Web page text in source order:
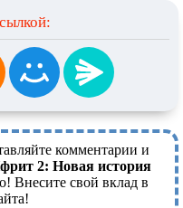
комментарии и
2: Новая история
Внесите свой вклад в